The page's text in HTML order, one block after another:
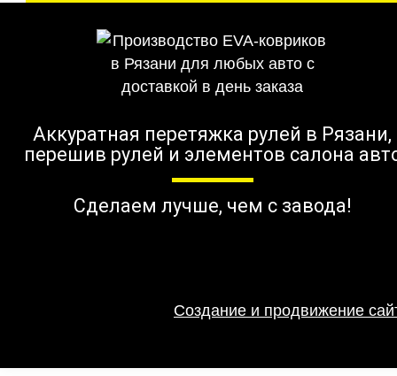
Аккуратная перетяжка рулей в Рязани,
перешив рулей и элементов салона
Сделаем лучше, чем с завода!
Создание и продвижение